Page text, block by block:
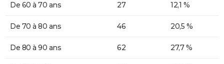
De 60 à 70 ans 27 12,1 %
De 70 à 80 ans 46 20,5 %
De 80 à 90 ans 62 27,7 %